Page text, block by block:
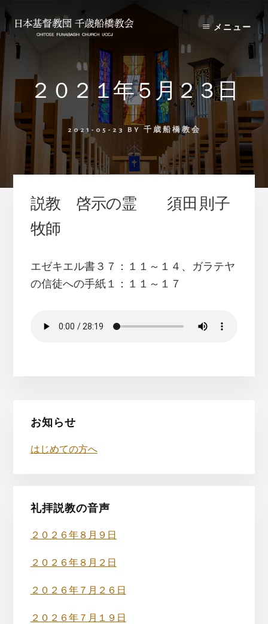
to
content
to
primary
sidebar
メニュー
２０２１年５月２３日
2021-05-23 BY 千歳船橋教会
説教 啓示の霊 須田 則子
牧師
エゼキエル書３７：１１～１４、ガラテヤ
の信徒への手紙１：１１～１７
最
初
の
イ
ド
バ
ー
お知らせ
はじめての方へ
礼拝説教の音声
２０２６年８月９日
２０２６年８月２日
２０２６年７月２６日
２０２６年７月１９日